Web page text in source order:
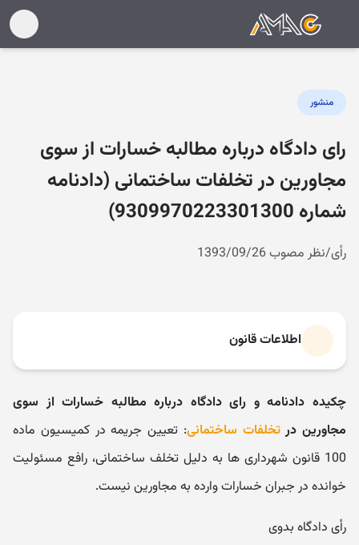
منشور
رای دادگاه درباره مطالبه خسارات از سوی
مجاورین در تخلفات ساختمانی (دادنامه
شماره 9309970223301300)
رأی/نظر مصوب 1393/09/26
اطلاعات قانون
چکیده دادنامه و رای دادگاه درباره مطالبه خسارات از سوی
مجاورین درتخلفات ساختمانی: تعیین جریمه در کمیسیون ماده
100 قانون شهرداری ها به دلیل تخلف ساختمانی، رافع مسئولیت
خوانده در جبران خسارات وارده به مجاورین نیست.
رأی دادگاه بدوی